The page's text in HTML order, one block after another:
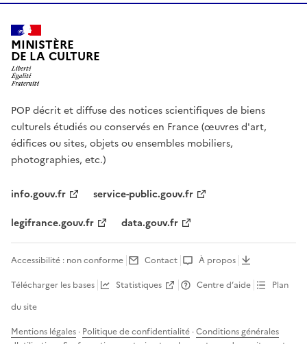
MINISTÈRE
DE LA CULTURE
POP décrit et diffuse des notices scientifiques de biens
culturels étudiés ou conservés en France (œuvres d'art,
édifices ou sites, objets ou ensembles mobiliers,
photographies, etc.)
info.gouv.fr
service-public.gouv.fr
legifrance.gouv.fr
data.gouv.fr
Accessibilité : non conforme Contact
À propos
Télécharger les bases
Statistiques Centre d’aide
Plan
du site
Mentions légales · Politique de confidentialité ·Conditions générales